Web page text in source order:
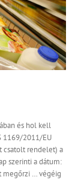
és hol kell
1169/2011/EU
csatolt rendelet) a
szerinti a dátum:
megőrzi … végéig